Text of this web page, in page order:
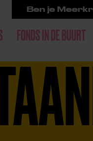
Ben je
FONDS IN DE BUURT